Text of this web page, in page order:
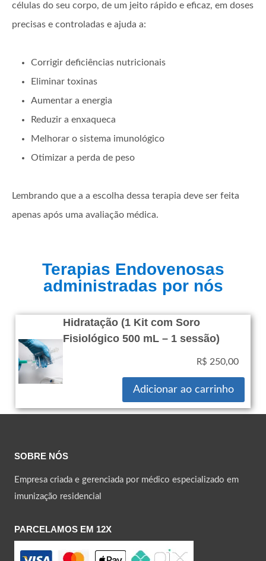
células do seu corpo, de um jeito rápido e eficaz, em doses
precisas e controladas e ajuda a:
Corrigir deficiências nutricionais
Eliminar toxinas
Aumentar a energia
Reduzir a enxaqueca
Melhorar o sistema imunológico
Otimizar a perda de peso
Lembrando que a a escolha dessa terapia deve ser feita
apenas após uma avaliação médica.
Terapias Endovenosas
administradas por nós
Hidratação (1 Kit com Soro
Fisiológico 500 mL – 1 sessão)
R$ 250,00
Adicionar ao carrinho
SOBRE NÓS
Empresa criada e gerenciada por médico especializado em
imunização residencial
PARCELAMOS EM 12X